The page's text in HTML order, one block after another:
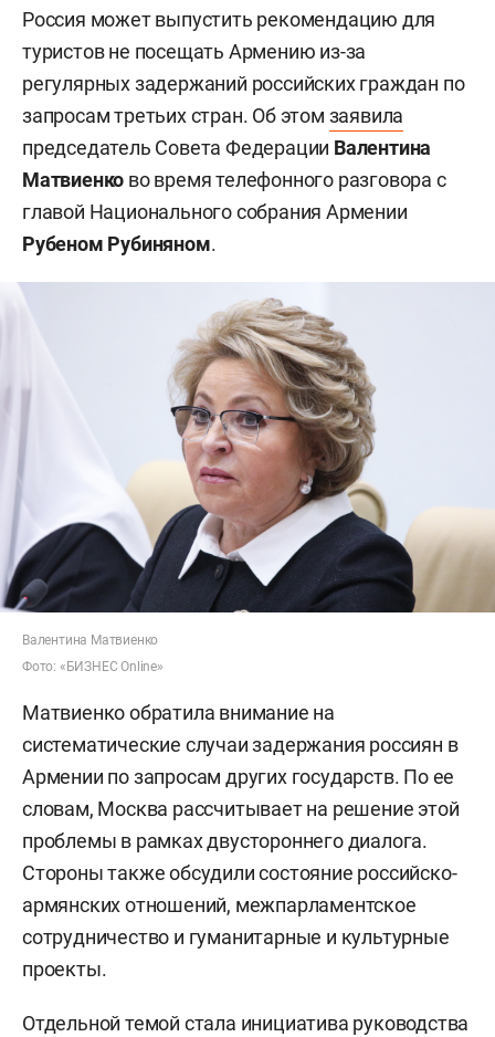
Россия может выпустить рекомендацию для
туристов не посещать Армению из-за
регулярных задержаний российских граждан по
запросам третьих стран. Об этом заявила
председатель Совета Федерации Валентина
Матвиенко во время телефонного разговора с
главой Национального собрания Армении
Рубеном Рубиняном.
Валентина Матвиенко
Фото: «БИЗНЕС Online»
Матвиенко обратила внимание на
систематические случаи задержания россиян в
Армении по запросам других государств. По ее
словам, Москва рассчитывает на решение этой
проблемы в рамках двустороннего диалога.
Стороны также обсудили состояние российско-
армянских отношений, межпарламентское
сотрудничество и гуманитарные и культурные
проекты.
Отдельной темой стала инициатива руководства